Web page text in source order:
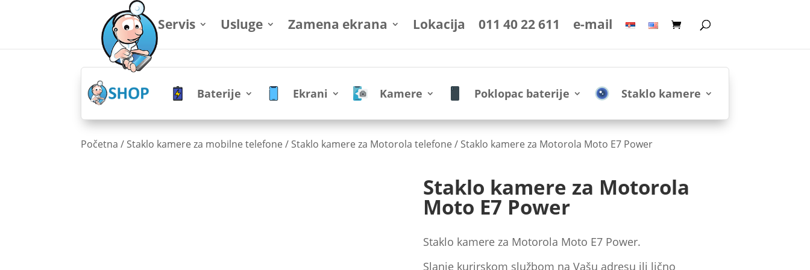
Servis Usluge Zamena ekrana Lokacija 011 40 22 611 e-mail
Baterije Ekrani Kamere Poklopac baterije Staklo kamere
Početna / Staklo kamere za mobilne telefone / Staklo kamere za Motorola telefone / Staklo kamere za Motorola Moto E7 Power
Staklo kamere za Motorola
Moto E7 Power
Staklo kamere za Motorola Moto E7 Power.
Slanje kurirskom službom na Vašu adresu ili lično